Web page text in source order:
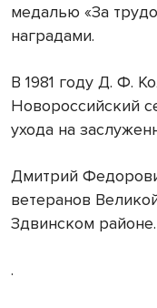
медалью «За
наградами.
В 1981 году Д. Ф.
Новороссийский
ухода на
Дмитрий
ветеранов
Здвинском районе.
.